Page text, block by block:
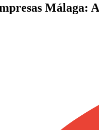
Málaga: